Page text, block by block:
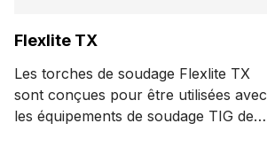
Flexlite TX
Les torches de soudage Flexlite TX
sont conçues pour être utilisées avec
les équipements de soudage TIG de